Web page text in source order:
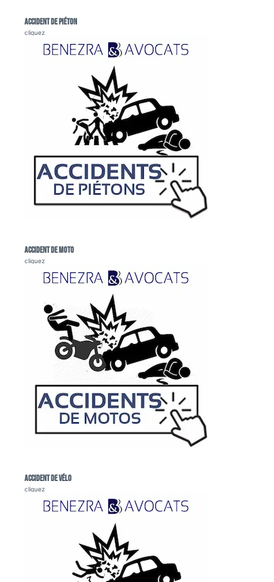
Accident de piéton
cliquez
Accident de moto
cliquez
Accident de vélo
cliquez